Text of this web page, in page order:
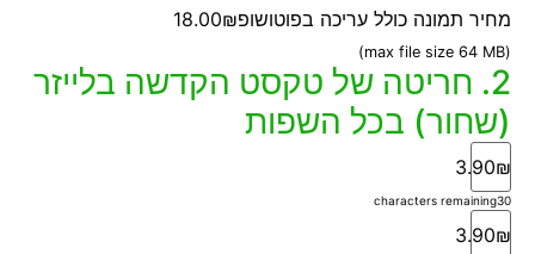
מחיר תמונה כולל עריכה בפוטושופ18.00₪
(max file size 64 MB)
2. חריטה של טקסט הקדשה בלייזר
(שחור) בכל השפות
3.90₪
30
characters remaining
3.90₪